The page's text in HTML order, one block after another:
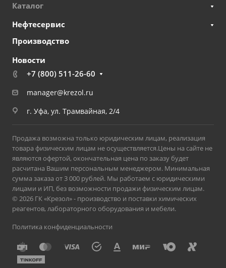
Каталог
Нефтесервис
Производство
Новости
+7 (800) 511-26-60
manager@krezol.ru
г. Уфа, ул. Трамвайная, 2/4
Продажа возможна только юридическим лицам, реализация
товара физическим лицам не осуществляется.Цены на сайте не
являются офертой, окончательная цена по заказу будет
расчитана Вашим персональным менеджером. Минимальная
сумма заказа от 3 000 рублей. Мы работаем с юридическими
лицами и ИП, без возможности продажи физическим лицам.
© 2026 ГК «Крезол» - производство и поставки химических
реагентов, лабораторного оборудования и мебели.
Политика конфиденциальности